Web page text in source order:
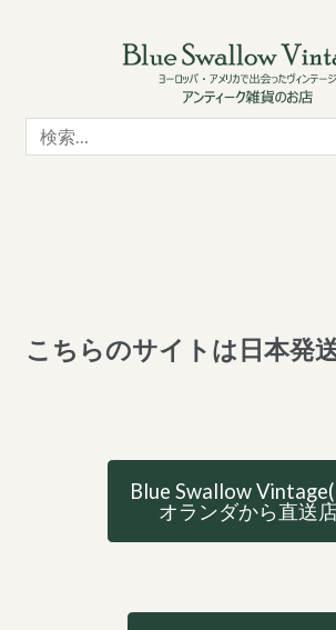
検
索:
こちらのサイトは日本発
Blue Swallow
オランダから直送